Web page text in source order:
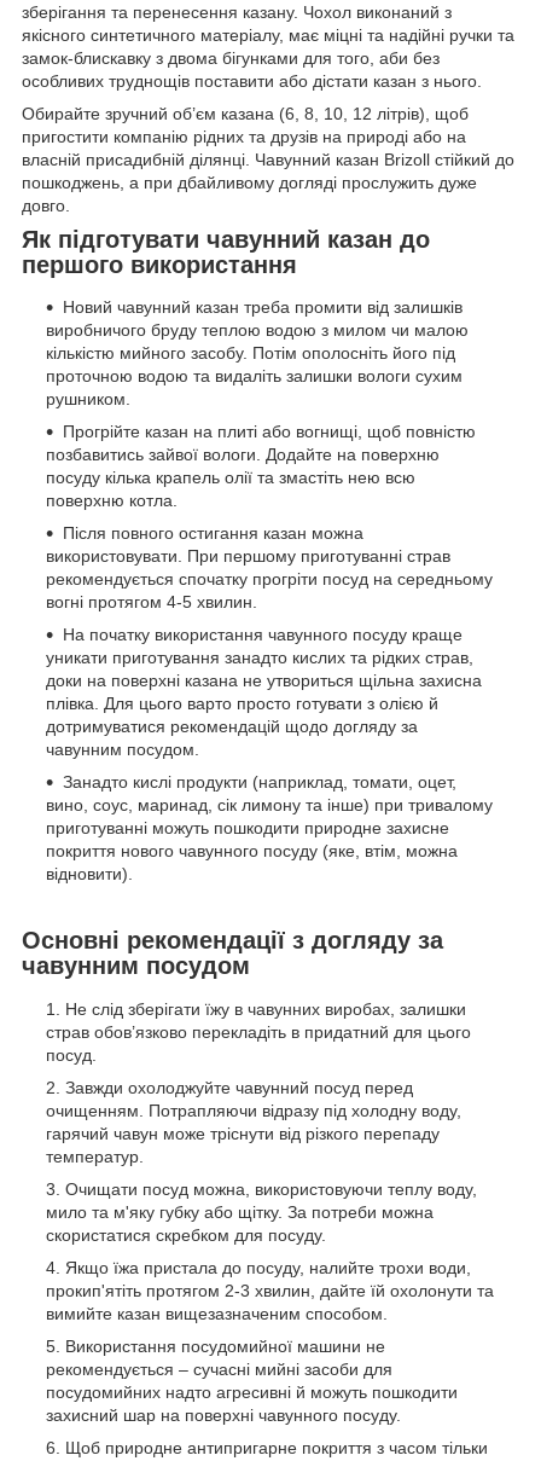
зберігання та перенесення казану. Чохол виконаний з
якісного синтетичного матеріалу, має міцні та надійні ручки та
замок-блискавку з двома бігунками для того, аби без
особливих труднощів поставити або дістати казан з нього.
Обирайте зручний об’єм казана (6, 8, 10, 12 літрів), щоб
пригостити компанію рідних та друзів на природі або на
власній присадибній ділянці. Чавунний казан Brizoll стійкий до
пошкоджень, а при дбайливому догляді прослужить дуже
довго.
Як підготувати чавунний казан до
першого використання
Новий чавунний казан треба промити від залишків
виробничого бруду теплою водою з милом чи малою
кількістю мийного засобу. Потім ополосніть його під
проточною водою та видаліть залишки вологи сухим
рушником.
Прогрійте казан на плиті або вогнищі, щоб повністю
позбавитись зайвої вологи. Додайте на поверхню
посуду кілька крапель олії та змастіть нею всю
поверхню котла.
Після повного остигання казан можна
використовувати. При першому приготуванні страв
рекомендується спочатку прогріти посуд на середньому
вогні протягом 4-5 хвилин.
На початку використання чавунного посуду краще
уникати приготування занадто кислих та рідких страв,
доки на поверхні казана не утвориться щільна захисна
плівка. Для цього варто просто готувати з олією й
дотримуватися рекомендацій щодо догляду за
чавунним посудом.
Занадто кислі продукти (наприклад, томати, оцет,
вино, соус, маринад, сік лимону та інше) при тривалому
приготуванні можуть пошкодити природне захисне
покриття нового чавунного посуду (яке, втім, можна
відновити).
Основні рекомендації з догляду за
чавунним посудом
Не слід зберігати їжу в чавунних виробах, залишки
страв обов’язково перекладіть в придатний для цього
посуд.
Завжди охолоджуйте чавунний посуд перед
очищенням. Потрапляючи відразу під холодну воду,
гарячий чавун може тріснути від різкого перепаду
температур.
Очищати посуд можна, використовуючи теплу воду,
мило та м'яку губку або щітку. За потреби можна
скористатися скребком для посуду.
Якщо їжа пристала до посуду, налийте трохи води,
прокип'ятіть протягом 2-3 хвилин, дайте їй охолонути та
вимийте казан вищезазначеним способом.
Використання посудомийної машини не
рекомендується – сучасні мийні засоби для
посудомийних надто агресивні й можуть пошкодити
захисний шар на поверхні чавунного посуду.
Щоб природне антипригарне покриття з часом тільки